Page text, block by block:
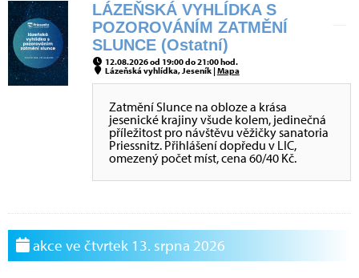
LÁZEŇSKÁ VYHLÍDKA S
POZOROVÁNÍM ZATMĚNÍ
SLUNCE (Ostatní)
12.08.2026 od 19:00 do 21:00 hod.
Lázeňská vyhlídka, Jeseník |Mapa
Zatmění Slunce na obloze a krása
jesenické krajiny všude kolem, jedinečná
příležitost pro návštěvu věžičky sanatoria
Priessnitz. Přihlášení dopředu v LIC,
omezený počet míst, cena 60/40 Kč.
akce ve čtvrtek 13. srpna 2026